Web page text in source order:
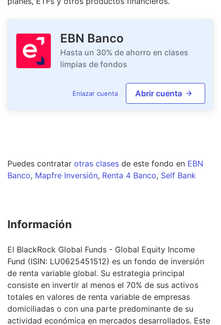
EBN Banco
Hasta un 30% de ahorro en clases
limpias de fondos
Enlazar cuenta Abrir cuenta
Puedes contratar otras clases de este fondo en EBN
Banco, Mapfre Inversión, Renta 4 Banco, Self Bank
Información
El BlackRock Global Funds - Global Equity Income
Fund (ISIN: LU0625451512) es un fondo de inversión
de renta variable global. Su estrategia principal
consiste en invertir al menos el 70% de sus activos
totales en valores de renta variable de empresas
domiciliadas o con una parte predominante de su
actividad económica en mercados desarrollados. Este